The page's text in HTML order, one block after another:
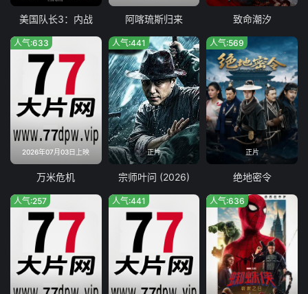
美国队长3：内战 阿喀琉斯归来 致命潮汐
2026年07月03日上映
人气:633
万米危机
正片
人气:441
宗师叶问 (2026)
正片
人气:569
绝地密令
人气:257 人气:441 人气:636